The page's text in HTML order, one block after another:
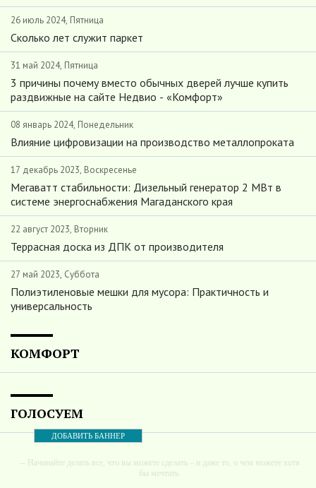
26 июль 2024, Пятница
Сколько лет служит паркет
31 май 2024, Пятница
3 причины почему вместо обычных дверей лучше купить
раздвижные на сайте Недвио - «Комфорт»
08 январь 2024, Понедельник
Влияние цифровизации на производство металлопроката
17 декабрь 2023, Воскресенье
Мегаватт стабильности: Дизельный генератор 2 МВт в
системе энергоснабжения Магаданского края
22 август 2023, Вторник
Террасная доска из ДПК от производителя
27 май 2023, Суббота
Полиэтиленовые мешки для мусора: Практичность и
универсальность
КОМФОРТ
ГОЛОСУЕМ
ДОБАВИТЬ БАННЕР
-- Начинайте делать все, что вы можете сделать – и даже то, о чем можете хотя
бы мечтать.